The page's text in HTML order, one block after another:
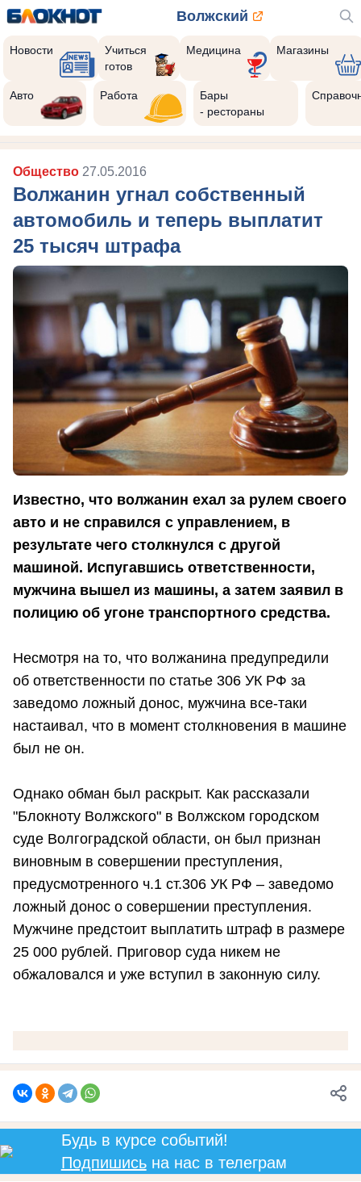
Волжский
Новости
Учиться
готов
Медицина Магазины
Авто Работа
Бары
- рестораны
Общество 27.05.2016
Волжанин угнал собственный
автомобиль и теперь выплатит
25 тысяч штрафа
Известно, что волжанин ехал за рулем своего
авто и не справился с управлением, в
результате чего столкнулся с другой
машиной. Испугавшись ответственности,
мужчина вышел из машины, а затем заявил в
полицию об угоне транспортного средства.
Несмотря на то, что волжанина предупредили
об ответственности по статье 306 УК РФ за
заведомо ложный донос, мужчина все-таки
настаивал, что в момент столкновения в машине
был не он.
Однако обман был раскрыт. Как рассказали
"Блокноту Волжского" в Волжском городском
суде Волгоградской области, он был признан
виновным в совершении преступления,
предусмотренного ч.1 ст.306 УК РФ – заведомо
ложный донос о совершении преступления.
Мужчине предстоит выплатить штраф в размере
25 000 рублей. Приговор суда никем не
обжаловался и уже вступил в законную силу.
Будь в курсе событий!
Подпишисьна нас в телеграм